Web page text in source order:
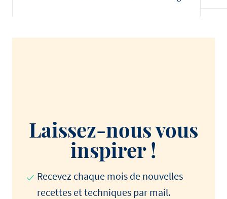
Laissez-nous vous
inspirer !
Recevez chaque mois de nouvelles
recettes et techniques par mail.